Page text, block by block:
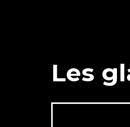
Les